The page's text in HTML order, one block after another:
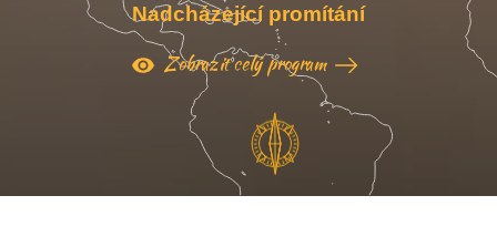
Nadcházející promítání
Zobrazit celý program